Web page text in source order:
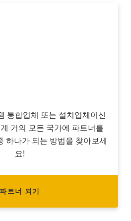
통합업체 또는 설치업체이신
거의 모든 국가에 파트너를
하나가 되는 방법을 찾아보세
요!
파트너 되기